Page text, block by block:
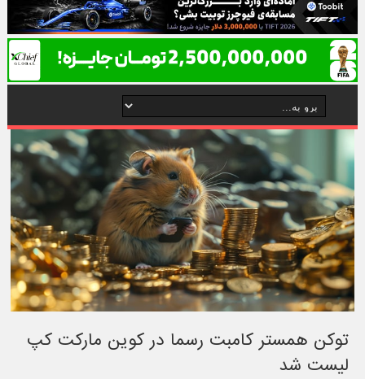
توکن همستر کامبت رسما در کوین مارکت کپ
لیست شد